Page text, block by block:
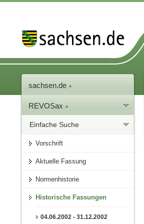
sachsen.de
REVOSax
Einfache Suche
Vorschrift
Aktuelle Fassung
Normenhistorie
Historische Fassungen
04.06.2002 - 31.12.2002